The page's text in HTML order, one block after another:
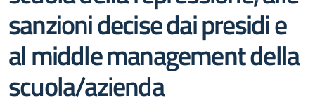
sanzioni decise dai presidi e
al middle management della
scuola/azienda